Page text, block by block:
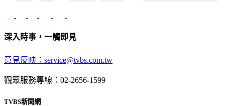
深入時事，一觸即見
意見反映：service@tvbs.com.tw
觀眾服務專線：02-2656-1599
TVBS新聞網